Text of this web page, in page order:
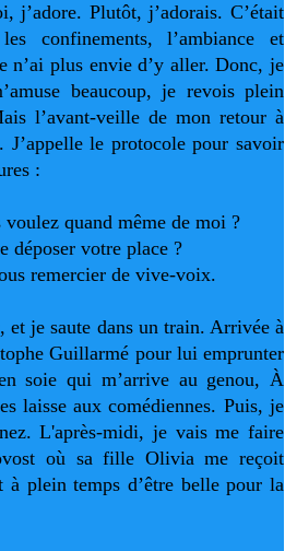
j’adore. Plutôt, j’adorais. C’était
confinements, l’ambiance et
n’ai plus envie d’y aller. Donc, je
beaucoup, je revois plein
l’avant-veille de mon retour à
J’appelle le protocole pour savoir
:
quand même de moi ?
votre place ?
remercier de vive-voix.
et je saute dans un train. Arrivée à
Guillarmé pour lui emprunter
soie qui m’arrive au genou, À
laisse aux comédiennes. Puis, je
L'après-midi, je vais me faire
où sa fille Olivia me reçoit
à plein temps d’être belle pour la